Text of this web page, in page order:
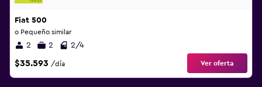
Fiat 500
o Pequeño similar
2 2 2/4
$35.593 /día Ver oferta